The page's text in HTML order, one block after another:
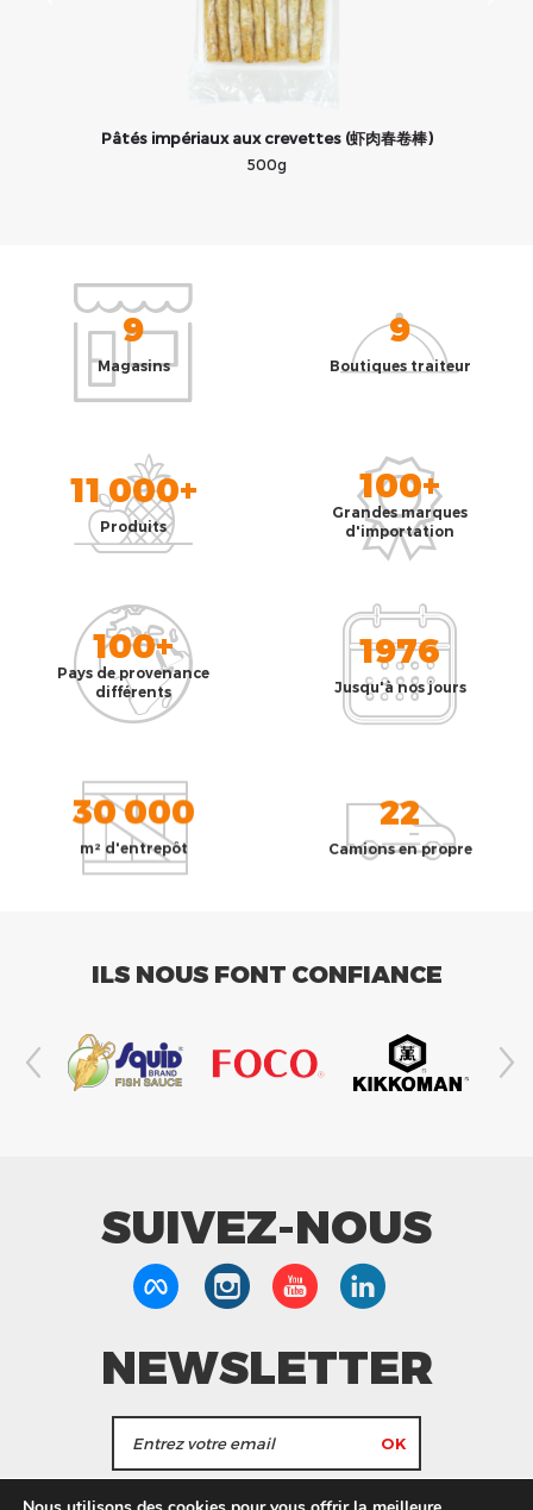
Pâtés impériaux aux crevettes (虾肉春卷棒)
500g
9
Magasins
9
Boutiques traiteur
11 000+
Produits
100+
Grandes marques
d'importation
100+
Pays de provenance
différents
1976
Jusqu'à nos jours
30 000
m² d'entrepôt
22
Camions en propre
ILS NOUS FONT CONFIANCE
SUIVEZ-NOUS
NEWSLETTER